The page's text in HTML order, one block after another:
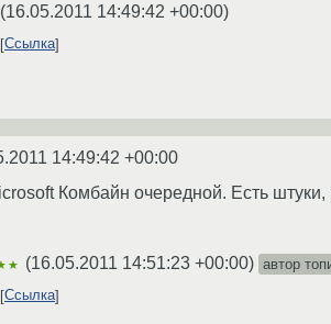
(16.05.2011 14:49:42 +00:00)
Ссылка
14:49:42 +00:00
Комбайн очередной. Есть
(16.05.2011 14:51:23 +00:00) автор
Ссылка